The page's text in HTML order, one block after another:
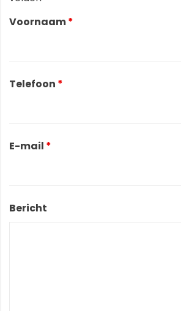
Voornaam*
Telefoon *
E-mail *
Bericht